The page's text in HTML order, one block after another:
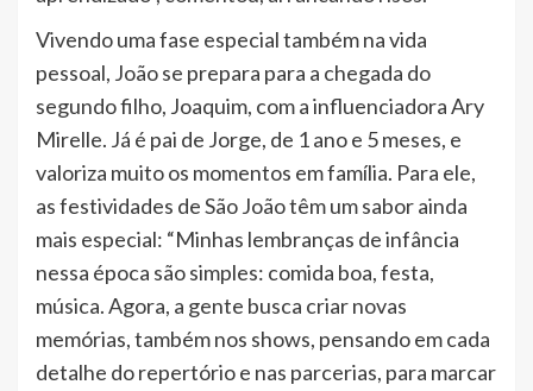
Vivendo uma fase especial também na vida
pessoal, João se prepara para a chegada do
segundo filho, Joaquim, com a influenciadora Ary
Mirelle. Já é pai de Jorge, de 1 ano e 5 meses, e
valoriza muito os momentos em família. Para ele,
as festividades de São João têm um sabor ainda
mais especial: “Minhas lembranças de infância
nessa época são simples: comida boa, festa,
música. Agora, a gente busca criar novas
memórias, também nos shows, pensando em cada
detalhe do repertório e nas parcerias, para marcar